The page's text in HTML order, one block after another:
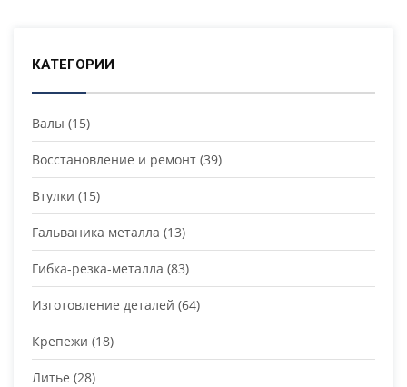
КАТЕГОРИИ
Валы (15)
Восстановление и ремонт (39)
Втулки (15)
Гальваника металла (13)
Гибка-резка-металла (83)
Изготовление деталей (64)
Крепежи (18)
Литье (28)